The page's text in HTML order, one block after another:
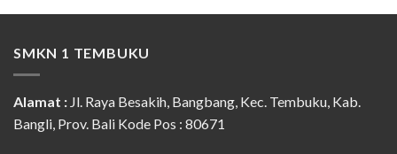
SMKN 1 TEMBUKU
Alamat : Jl. Raya Besakih, Bangbang, Kec. Tembuku, Kab.
Bangli, Prov. Bali Kode Pos : 80671